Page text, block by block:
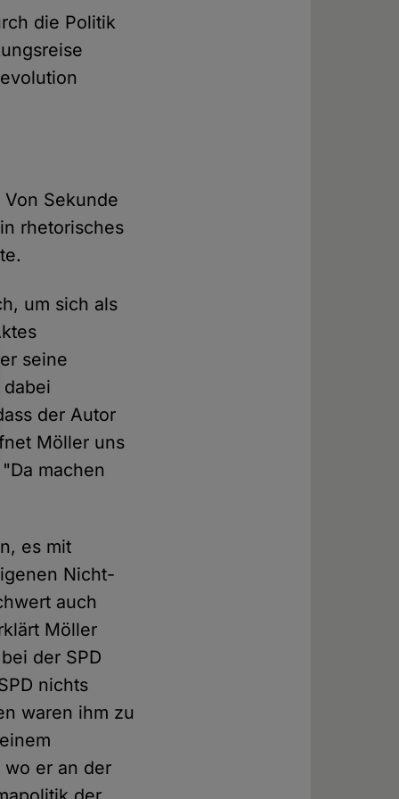
die Politik
Sekunde
rhetorisches
um sich als
seine
der Autor
Möller uns
machen
es mit
Nicht-
auch
Möller
der SPD
nichts
waren ihm zu
wo er an der